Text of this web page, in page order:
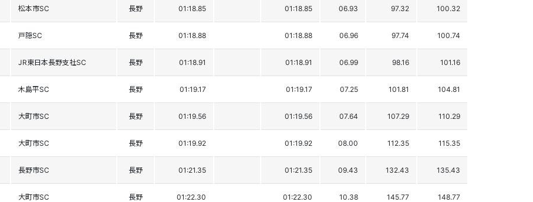
松本市SC 長野 01:18.85 01:18.85 06.93 97.32 100.32
戸隠SC 長野 01:18.88 01:18.88 06.96 97.74 100.74
JR東日本長野支社SC 長野 01:18.91 01:18.91 06.99 98.16 101.16
木島平SC 長野 01:19.17 01:19.17 07.25 101.81 104.81
大町市SC 長野 01:19.56 01:19.56 07.64 107.29 110.29
大町市SC 長野 01:19.92 01:19.92 08.00 112.35 115.35
長野市SC 長野 01:21.35 01:21.35 09.43 132.43 135.43
大町市SC 長野 01:22.30 01:22.30 10.38 145.77 148.77